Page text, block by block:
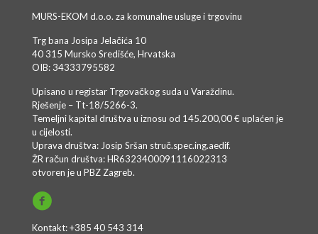
MURS-EKOM d.o.o. za komunalne usluge i trgovinu
Trg bana Josipa Jelačića 10
40 315 Mursko Središće, Hrvatska
OIB: 34333795582
Upisano u registar Trgovačkog suda u Varaždinu.
Rješenje – Tt-18/5266-3.
Temeljni kapital društva u iznosu od 145.200,00 € uplaćen je
u cijelosti.
Uprava društva: Josip Sršan struč.spec.ing.aedif.
ŽR račun društva: HR6323400091116022313
otvoren je u PBZ Zagreb.
Kontakt: +385 40 543 314